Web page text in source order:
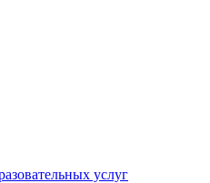
услуг